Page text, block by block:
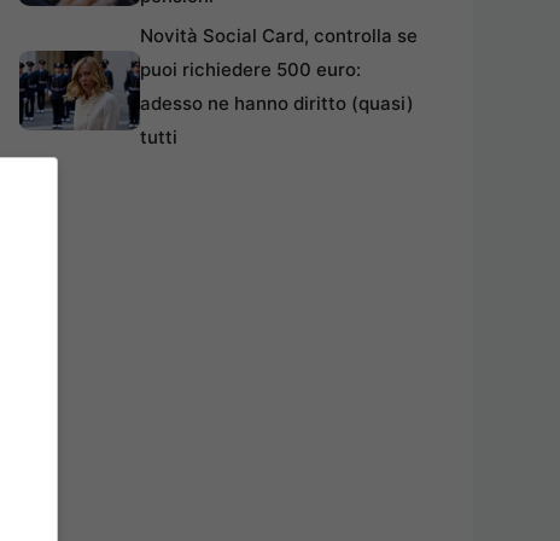
Novità Social Card, controlla se
puoi richiedere 500 euro:
adesso ne hanno diritto (quasi)
tutti